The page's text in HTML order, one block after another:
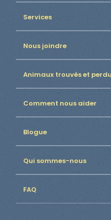
Services
Nous joindre
Animaux trouvés et
Comment nous aider
Blogue
Qui sommes-nous
FAQ